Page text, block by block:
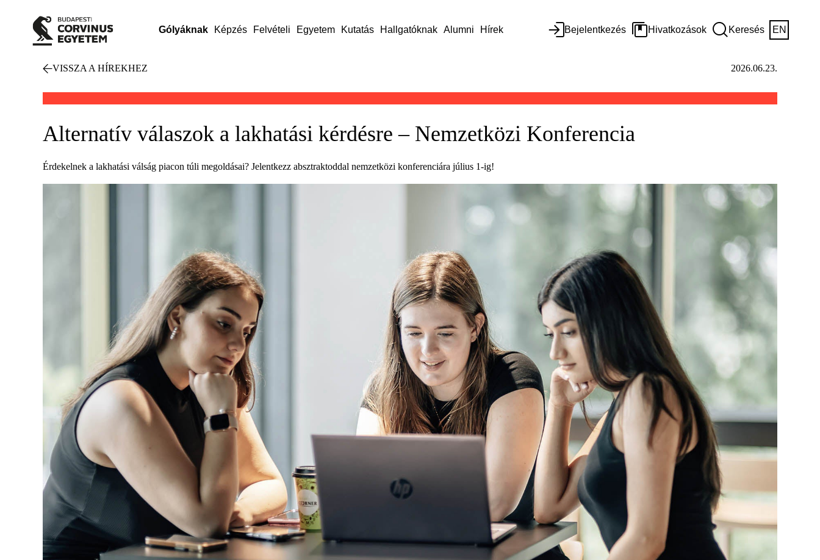
Gólyáknak Képzés Felvételi Egyetem Kutatás Hallgatóknak Alumni Hírek Bejelentkezés Hivatkozások Keresés EN
VISSZA A HÍREKHEZ 2026.06.23.
Alternatív válaszok a lakhatási kérdésre – Nemzetközi Konferencia
Érdekelnek a lakhatási válság piacon túli megoldásai? Jelentkezz absztraktoddal nemzetközi konferenciára július 1-ig!